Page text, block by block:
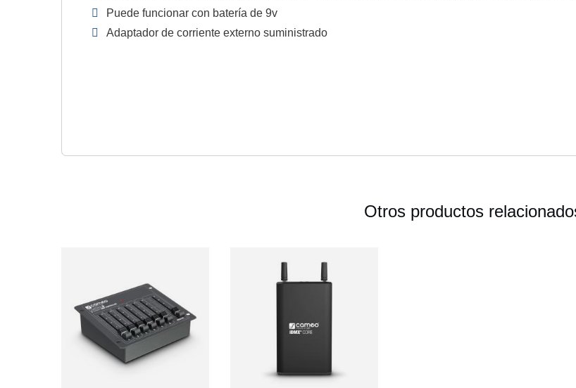
Puede funcionar con batería de 9v
Adaptador de corriente externo suministrado
Otros productos